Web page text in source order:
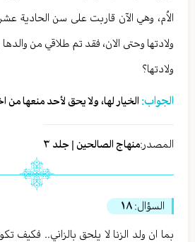
الاُم، وهي الآن قاربت على سن الحادية
ولادتها وحتى الان، فقد تم طلاقي من
ولادتها؟
الجواب: الخيار لها، ولا يحق لأحد منعها
المصدر:منهاج الصالحين | جلد ٣
السؤال: ١٨
بما ان ولد الزنا لا يلحق بالزاني.. فكيف